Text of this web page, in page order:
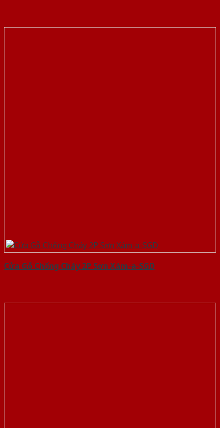
Cửa Gỗ Chống Cháy 2P Sơn Xám-a-SGD